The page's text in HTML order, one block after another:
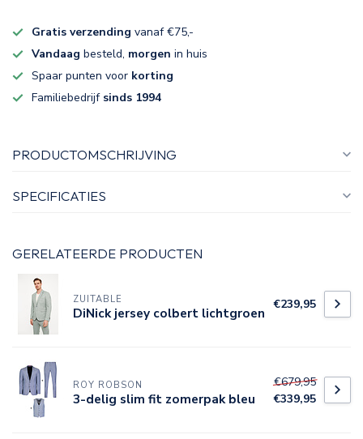
Gratis verzending vanaf €75,-
Vandaag besteld, morgen in huis
Spaar punten voor korting
Familiebedrijf sinds 1994
PRODUCTOMSCHRIJVING
SPECIFICATIES
GERELATEERDE PRODUCTEN
ZUITABLE
DiNick jersey colbert lichtgroen €239,95
ROY ROBSON
3-delig slim fit zomerpak bleu
€679,95
€339,95